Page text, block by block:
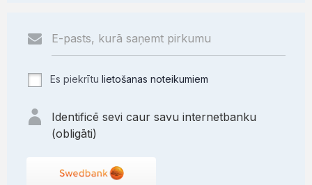
Es piekrītu lietošanas noteikumiem
Identificē sevi caur savu internetbanku
(obligāti)